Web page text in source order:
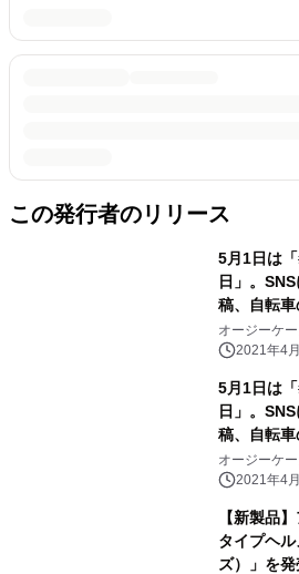
この発行者のリリース
5月1日は
日」。
稿、自転車
オージーケー
2021年4
5月1日は
日」。
稿、自転車
オージーケー
2021年4
【新製品
タイプヘ
ズ）」を発